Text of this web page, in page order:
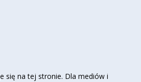
się na tej stronie. Dla mediów i